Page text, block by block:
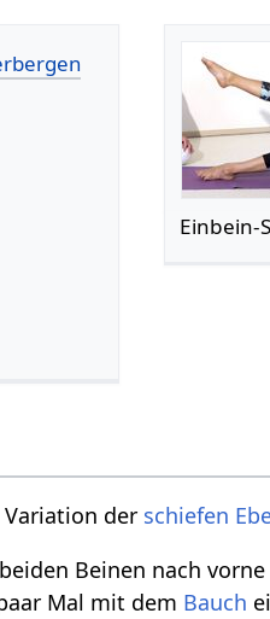
Einbein-
Variation der schiefen
Beinen nach
Mal mit dem Bauch